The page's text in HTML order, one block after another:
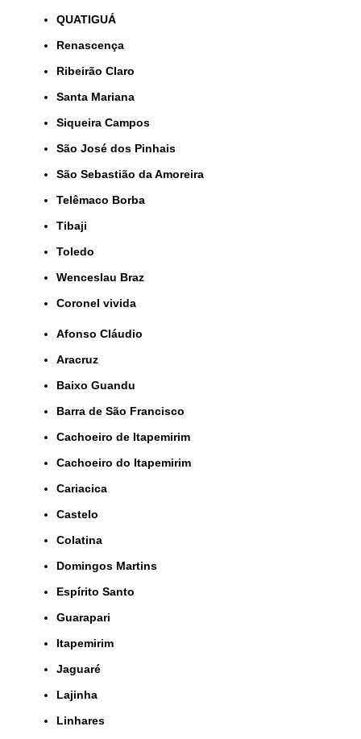
QUATIGUÁ
Renascença
Ribeirão Claro
Santa Mariana
Siqueira Campos
São José dos Pinhais
São Sebastião da Amoreira
Telêmaco Borba
Tibaji
Toledo
Wenceslau Braz
coronel vivida
Afonso Cláudio
Aracruz
Baixo Guandu
Barra de São Francisco
Cachoeiro de Itapemirim
Cachoeiro do Itapemirim
Cariacica
Castelo
Colatina
Domingos Martins
Espírito Santo
Guarapari
Itapemirim
Jaguaré
Lajinha
Linhares